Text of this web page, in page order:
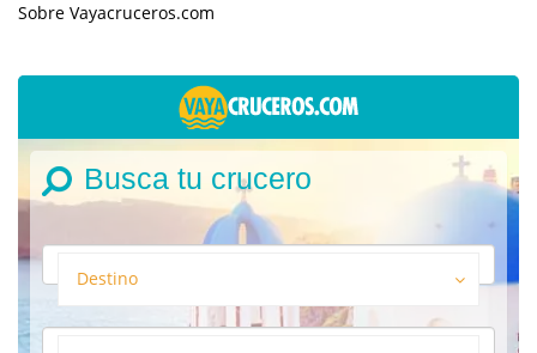
Sobre Vayacruceros.com
Busca tu crucero
Destino